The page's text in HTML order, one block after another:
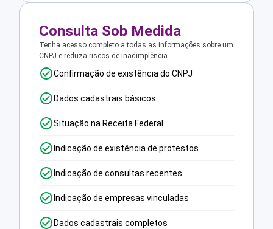
Consulta Sob Medida
Tenha acesso completo a todas as informações sobre um
CNPJ e reduza riscos de inadimplência.
Confirmação de existência do CNPJ
Dados cadastrais básicos
Situação na Receita Federal
Indicação de existência de protestos
Indicação de consultas recentes
Indicação de empresas vinculadas
Dados cadastrais completos